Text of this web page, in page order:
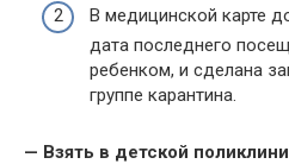
В медицинской карте
дата последнего
ребенком, и сделана
группе карантина.
— Взять в детской